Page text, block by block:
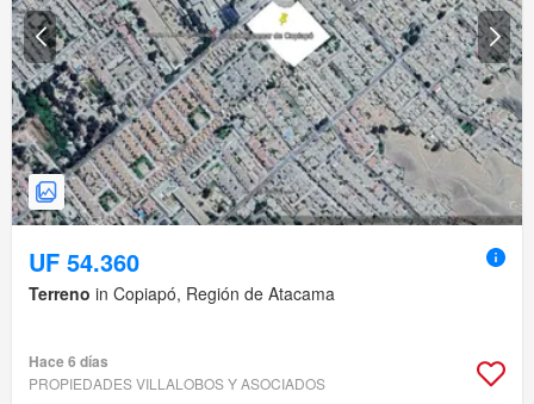
UF 54.360
Terreno in Copiapó, Región de Atacama
Hace 6 días
PROPIEDADES VILLALOBOS Y ASOCIADOS